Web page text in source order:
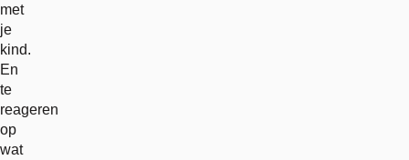
met
je
kind.
En
te
reageren
op
wat